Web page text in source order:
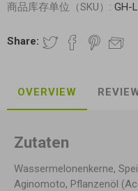
商品库存单位（SKU）: GH-
Share:
OVERVIEW
Zutaten
Wassermelonenkerne,
Aginomoto, Pflanzenöl